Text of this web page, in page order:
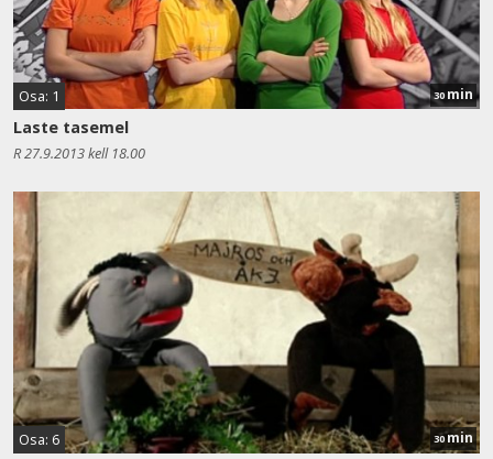
Osa: 1 30 min
Laste tasemel
R 27.9.2013 kell 18.00
Osa: 6 30min